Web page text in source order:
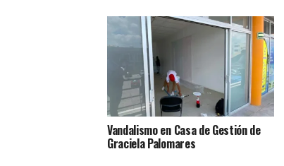
Vandalismo en Casa de Gestión de
Graciela Palomares